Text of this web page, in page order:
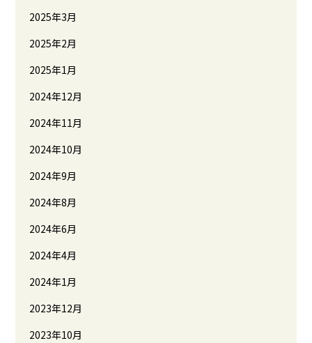
2025年3月
2025年2月
2025年1月
2024年12月
2024年11月
2024年10月
2024年9月
2024年8月
2024年6月
2024年4月
2024年1月
2023年12月
2023年10月